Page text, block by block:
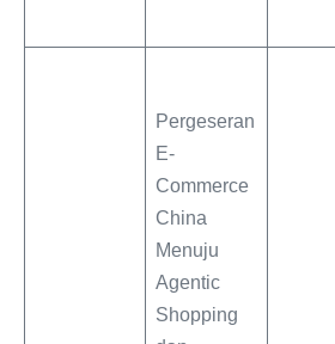
Pergeseran
E-
Commerce
China
Menuju
Agentic
Shopping